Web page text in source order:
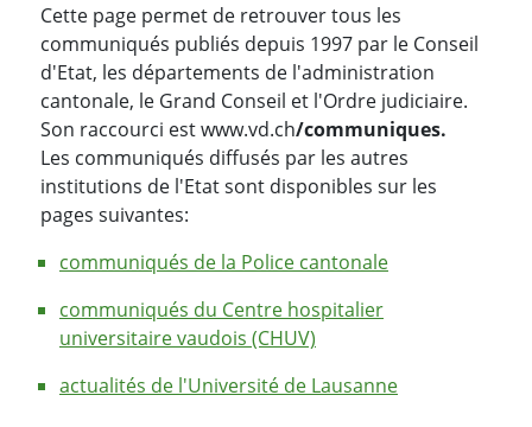
Cette page permet de retrouver tous les
communiqués publiés depuis 1997 par le Conseil
d'Etat, les départements de l'administration
cantonale, le Grand Conseil et l'Ordre judiciaire.
Son raccourci est www.vd.ch/communiques.
Les communiqués diffusés par les autres
institutions de l'Etat sont disponibles sur les
pages suivantes:
communiqués de la Police cantonale
communiqués du Centre hospitalier
universitaire vaudois (CHUV)
actualités de l'Université de Lausanne